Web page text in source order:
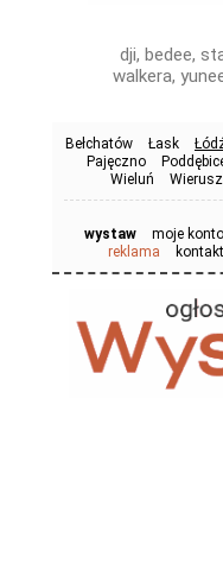
dji, bedee,
walkera,
Bełchatów Łask
Pajęczno
Wieluń
wystaw moje konto
reklama
kontakt